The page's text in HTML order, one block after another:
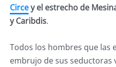
Circey el estrecho de
y Caribdis.
Todos los hombres que las
embrujo de sus seductoras